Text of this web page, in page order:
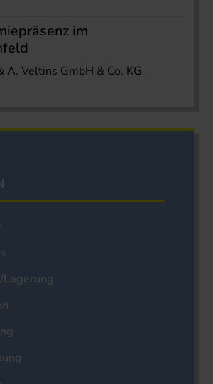
im
A. Veltins GmbH & Co. KG
Lagerung